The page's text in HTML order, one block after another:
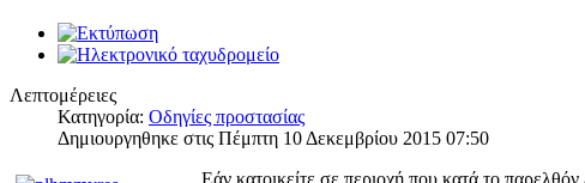
Λεπτομέρειες
Κατηγορία: Οδηγίες προστασίας
Δημιουργηθηκε στις Πέμπτη 10 Δεκεμβρίου 2015 07:50
Εάν κατοικείτε σε περιοχή που κατά το